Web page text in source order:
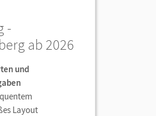
-
ab 2026
und
Layout